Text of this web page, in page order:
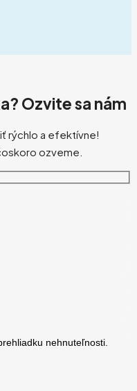
Ozvite sa nám
rýchlo a efektívne!
ozveme.